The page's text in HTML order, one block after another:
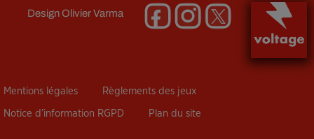
DesignOlivier Varma
Mentions légales Règlements des jeux
Notice d’information RGPD Plan du site